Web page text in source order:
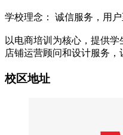
学校理念： 诚信服务，用
以电商培训为核心，提供学
店铺运营顾问和设计服务，
校区地址